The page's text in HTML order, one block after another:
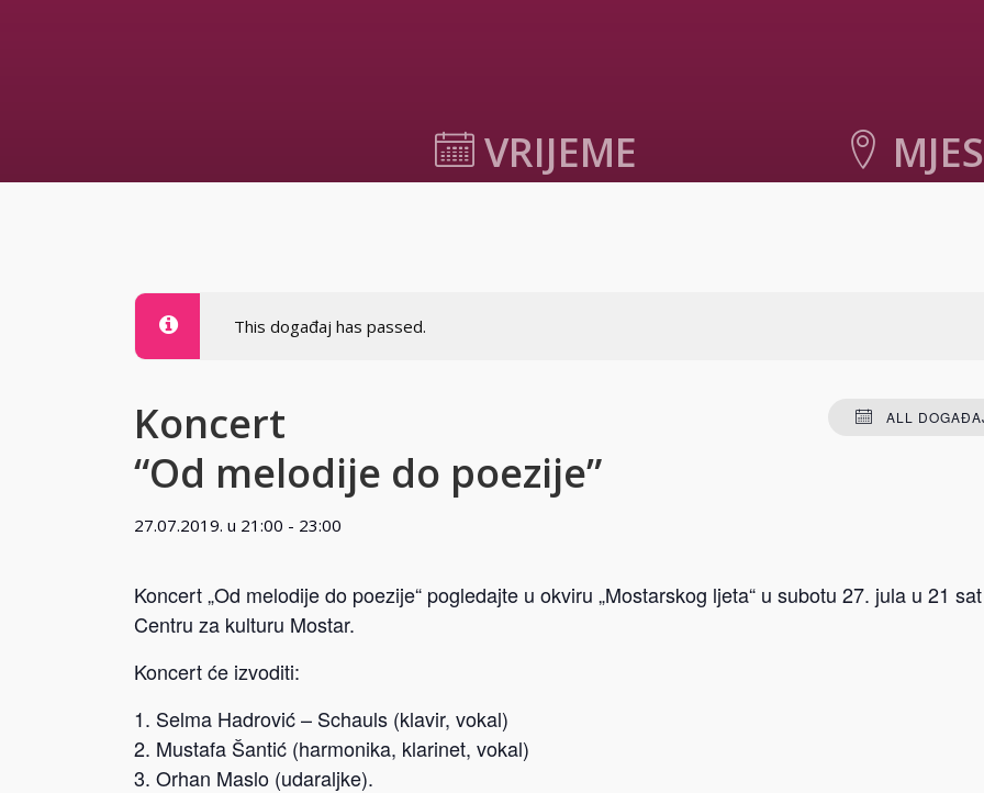
VRIJEME
This događaj has passed.
ALL
Koncert
“Od melodije do poezije”
27.07.2019. u 21:00 - 23:00
Koncert „Od melodije do poezije“ pogledajte u okviru „Mostarskog ljeta“ u subotu 27. jula u 21
Centru za kulturu Mostar.
Koncert će izvoditi:
Selma Hadrović – Schauls (klavir, vokal)
Mustafa Šantić (harmonika, klarinet, vokal)
Orhan Maslo (udaraljke).